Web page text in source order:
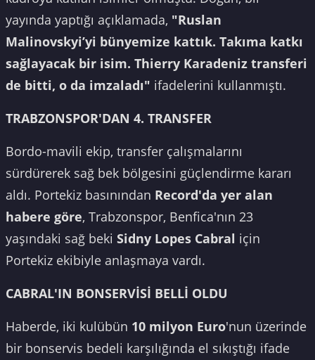
yayında yaptığı açıklamada, "Ruslan
Malinovskyi’yi bünyemize kattık. Takıma katkı
sağlayacak bir isim. Thierry Karadeniz transferi
de bitti, o da imzaladı" ifadelerini kullanmıştı.
TRABZONSPOR'DAN 4. TRANSFER
Bordo-mavili ekip, transfer çalışmalarını
sürdürerek sağ bek bölgesini güçlendirme kararı
aldı. Portekiz basınından Record'da yer alan
habere göre, Trabzonspor, Benfica'nın 23
yaşındaki sağ beki Sidny Lopes Cabral için
Portekiz ekibiyle anlaşmaya vardı.
CABRAL'IN BONSERVİSİ BELLİ OLDU
Haberde, iki kulübün 10 milyon Euro'nun üzerinde
bir bonservis bedeli karşılığında el sıkıştığı ifade